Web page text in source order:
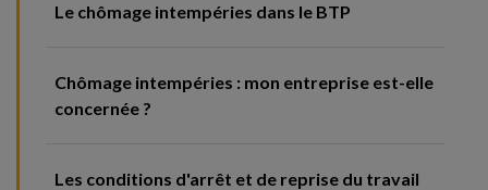
Le chômage intempéries dans le BTP
Chômage intempéries : mon entreprise est-elle
concernée ?
Les conditions d'arrêt et de reprise du travail